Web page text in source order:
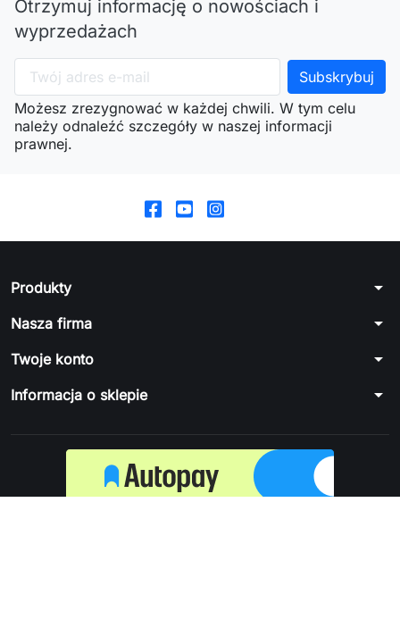
Otrzymuj informację o nowościach i
wyprzedażach
Możesz zrezygnować w każdej chwili. W tym celu
należy odnaleźć szczegóły w naszej informacji
prawnej.
Produkty arrow_drop_down
Nasza firma arrow_drop_down
Twoje konto arrow_drop_down
Informacja o sklepie arrow_drop_down